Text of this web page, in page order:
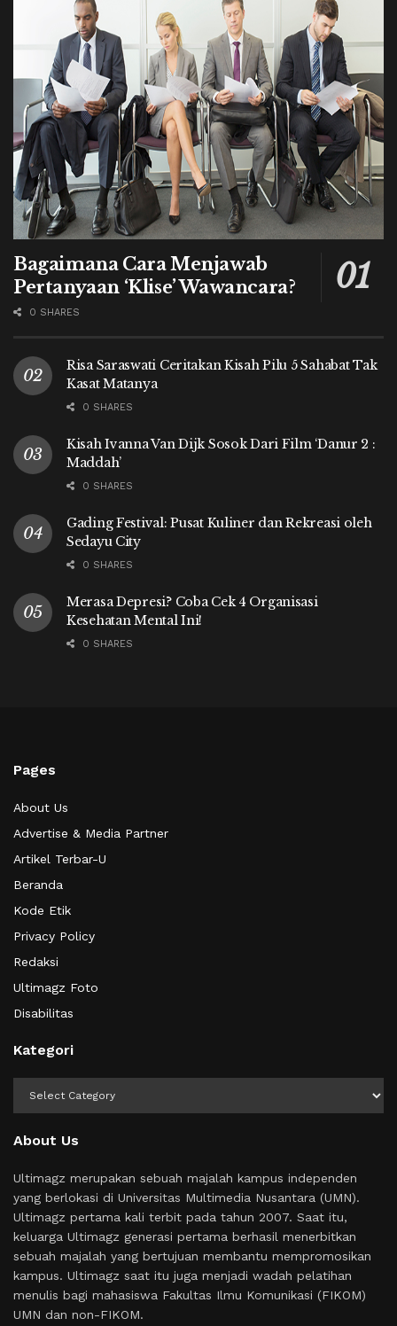
Bagaimana Cara Menjawab
Pertanyaan ‘Klise’ Wawancara?
0 SHARES
Risa Saraswati Ceritakan Kisah Pilu 5 Sahabat Tak
Kasat Matanya
0 SHARES
Kisah Ivanna Van Dijk Sosok Dari Film ‘Danur 2 :
Maddah’
0 SHARES
Gading Festival: Pusat Kuliner dan Rekreasi oleh
Sedayu City
0 SHARES
Merasa Depresi? Coba Cek 4 Organisasi
Kesehatan Mental Ini!
0 SHARES
Pages
About Us
Advertise & Media Partner
Artikel Terbar-U
Beranda
Kode Etik
Privacy Policy
Redaksi
Ultimagz Foto
Disabilitas
Kategori
About Us
Ultimagz merupakan sebuah majalah kampus independen
yang berlokasi di Universitas Multimedia Nusantara (UMN).
Ultimagz pertama kali terbit pada tahun 2007. Saat itu,
keluarga Ultimagz generasi pertama berhasil menerbitkan
sebuah majalah yang bertujuan membantu mempromosikan
kampus. Ultimagz saat itu juga menjadi wadah pelatihan
menulis bagi mahasiswa Fakultas Ilmu Komunikasi (FIKOM)
UMN dan non-FIKOM.